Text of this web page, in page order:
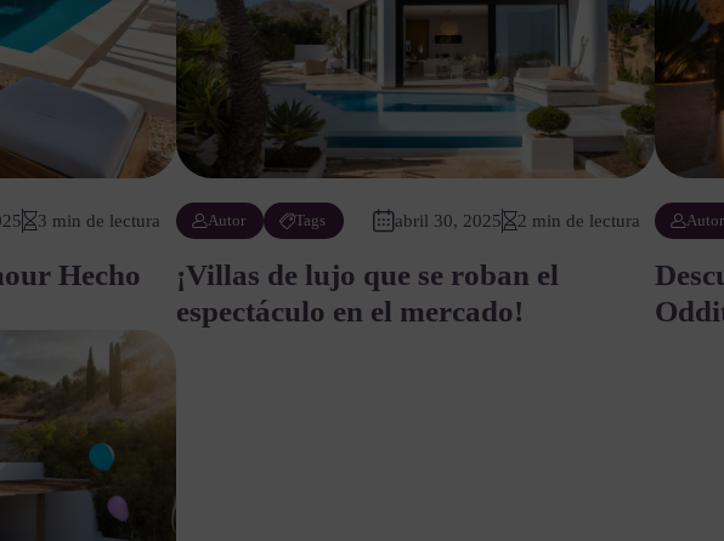
3 min de lectura
Hecho
Autor Tags abril 30, 2025 2 min de lectura
¡Villas de lujo que se roban el
espectáculo en el mercado!
Autor